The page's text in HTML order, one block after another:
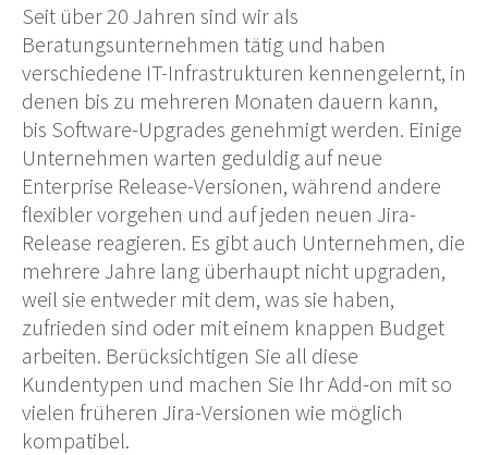
Seit über 20 Jahren sind wir als
Beratungsunternehmen tätig und haben
verschiedene IT-Infrastrukturen kennengelernt, in
denen bis zu mehreren Monaten dauern kann,
bis Software-Upgrades genehmigt werden. Einige
Unternehmen warten geduldig auf neue
Enterprise Release-Versionen, während andere
flexibler vorgehen und auf jeden neuen Jira-
Release reagieren. Es gibt auch Unternehmen, die
mehrere Jahre lang überhaupt nicht upgraden,
weil sie entweder mit dem, was sie haben,
zufrieden sind oder mit einem knappen Budget
arbeiten. Berücksichtigen Sie all diese
Kundentypen und machen Sie Ihr Add-on mit so
vielen früheren Jira-Versionen wie möglich
kompatibel.